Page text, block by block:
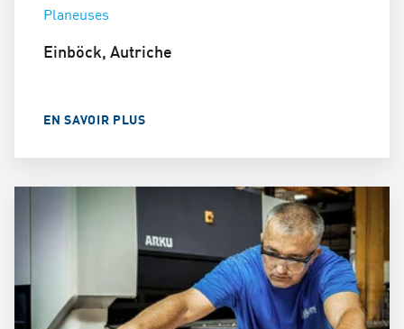
Planeuses
Einböck, Autriche
EN SAVOIR PLUS